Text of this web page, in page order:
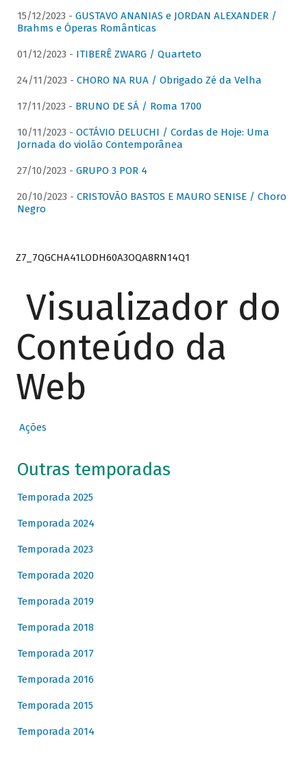
15/12/2023 - GUSTAVO ANANIAS e JORDAN ALEXANDER /
Brahms e Óperas Românticas
01/12/2023 - ITIBERÊ ZWARG / Quarteto
24/11/2023 - CHORO NA RUA / Obrigado Zé da Velha
17/11/2023 - BRUNO DE SÁ / Roma 1700
10/11/2023 - OCTÁVIO DELUCHI / Cordas de Hoje: Uma
Jornada do violão Contemporânea
27/10/2023 - GRUPO 3 POR 4
20/10/2023 - CRISTOVÃO BASTOS E MAURO SENISE / Choro
Negro
Z7_7QGCHA41LODH60A3OQA8RN14Q1
Visualizador do
Conteúdo da
Web
Ações
Outras temporadas
Temporada 2025
Temporada 2024
Temporada 2023
Temporada 2020
Temporada 2019
Temporada 2018
Temporada 2017
Temporada 2016
Temporada 2015
Temporada 2014